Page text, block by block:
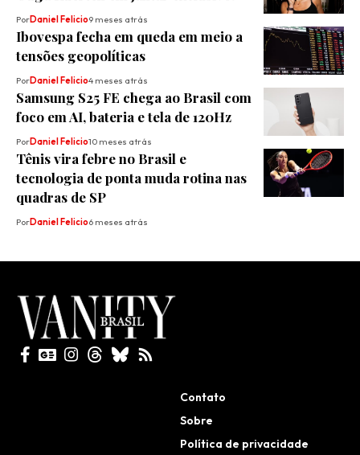
PorDaniel Felicio9 meses atrás
Ibovespa fecha em queda em meio a
tensões geopolíticas
PorDaniel Felicio4 meses atrás
Samsung S25 FE chega ao Brasil com
foco em AI, bateria e tela de 120Hz
PorDaniel Felicio10 meses atrás
Tênis vira febre no Brasil e
tecnologia de ponta muda rotina nas
quadras de SP
PorDaniel Felicio6 meses atrás
Contato
Sobre
Política de privacidade